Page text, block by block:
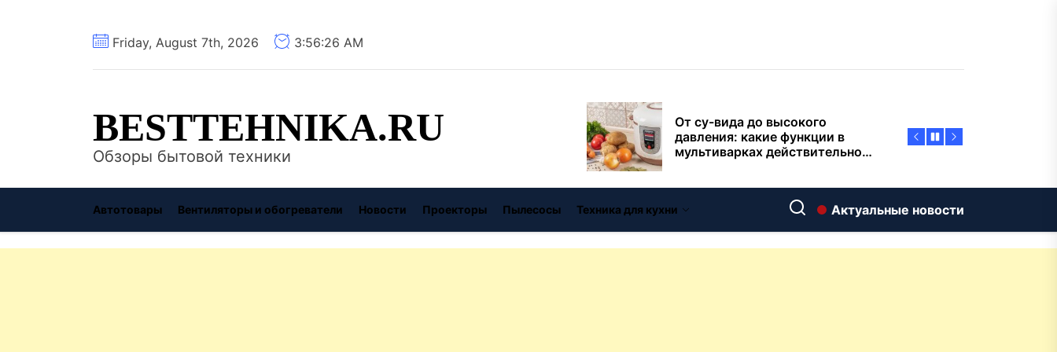
Friday, August 7th, 2026 3:56:27 AM
BESTTEHNIKA.RU
Обзоры бытовой техники
давления: какие функции в
переплачиват
Современный интерьер: как
вписать классическую
чугунную ванну Goldman в
Газодровяные печи в Астане:
выбираем между
Автотовары Вентиляторы и обогреватели Новости Проекторы Пылесосы Техника для кухни Актуальные новости